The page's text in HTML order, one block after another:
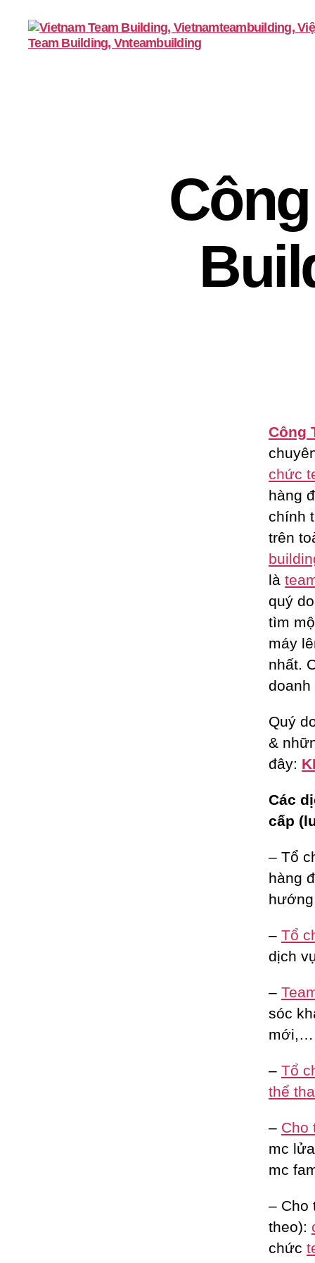
Công
chức
hàng
chính
trên
là
quý
tìm
máy
nhất.
doanh
Quý
&
đây:
Các
cấp
– Tổ
hàng
– Tổ
dịch
–
sóc
mới,…
– Tổ
thể
– Cho
mc
mc
– Cho
theo):
chức